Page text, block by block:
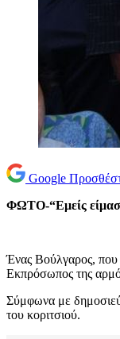
Google
ΦΩΤΟ-“Εμείς
Ένας Βούλγαρος, που
Εκπρόσωπος της
Σύμφωνα με
του κοριτσιού.